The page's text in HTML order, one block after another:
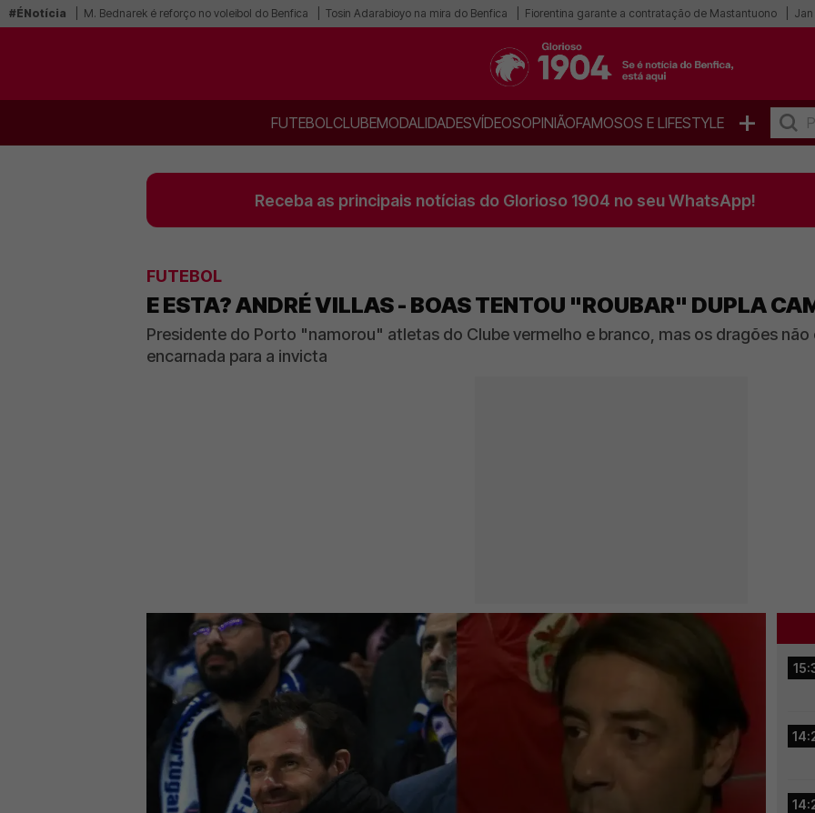
#ÉNotícia M. Bednarek é reforço no voleibol do Benfica Tosin Adarabioyo na mira do Benfica Fiorentina garante a contratação de Mastantuono
FUTEBOLCLUBEMODALIDADESVÍDEOSOPINIÃOFAMOSOS E LIFESTYLE +
Receba as principais notícias do Glorioso 1904 no seu WhatsApp!
FUTEBOL
E ESTA? ANDRÉ VILLAS - BOAS TENTOU "ROUBAR" DUPLA
Presidente do Porto "namorou" atletas do Clube vermelho e branco, mas os dragões
encarnada para a invicta